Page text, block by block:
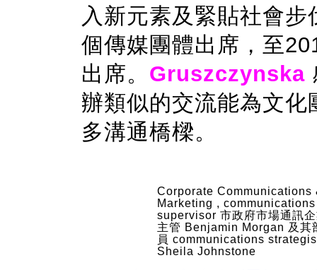
入新元素及緊貼社會
個傳媒團體出席，至
出席。 Gruszczynska
辦類似的交流能為文
多溝通橋樑。
Corporate Communications
Marketing ,
supervisor 市政府市場通訊
主管 Benjamin Morgan 及其
員 communications
Sheila Johnstone